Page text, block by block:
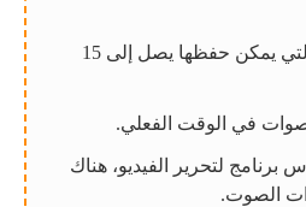
طول الفيديوهات التي يمكن حفظها يصل إلى 15
في الوقت الفعلي.
برنامج لتحرير الفيديو، هناك
الصوت.